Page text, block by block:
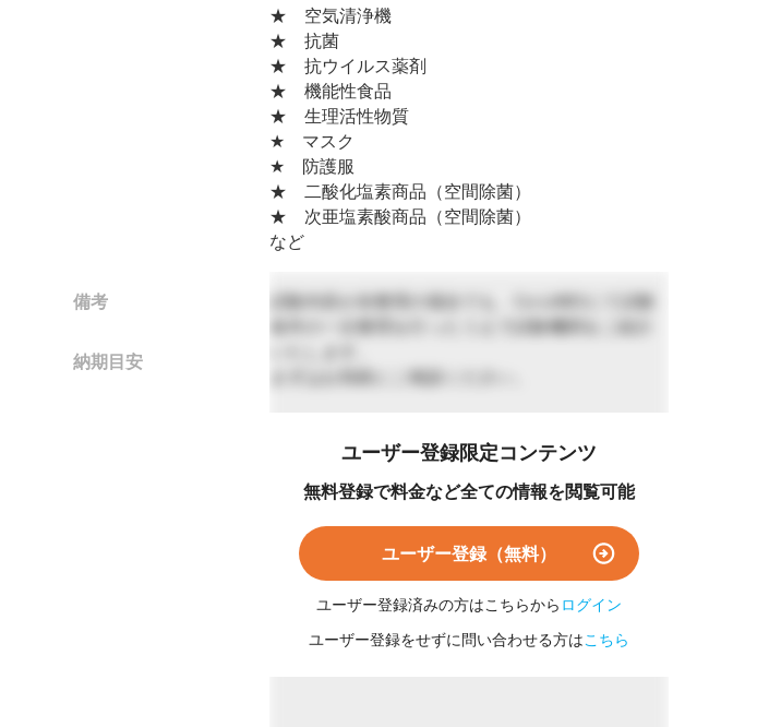
★ 空気清浄機
★ 抗菌
★ 抗ウイルス薬剤
★ 機能性食品
★ 生理活性物質
★ マスク
★ 防護服
★ 二酸化塩素商品（空間除菌）
★ 次亜塩素酸商品（空間除菌）
など
備考
納期目安
試験内容が未整理の場合でも、Co-LABOにて試験
条件の一次整理を行ったうえで試験機関をご紹介
まずはお気軽にご相談ください。
ユーザー登録限定コンテンツ
無料登録で料金など全ての情報を閲覧可能
ユーザー登録（無料）
ユーザー登録済みの方はこちらから ログイン
ユーザー登録をせずに問い合わせる方はこちら